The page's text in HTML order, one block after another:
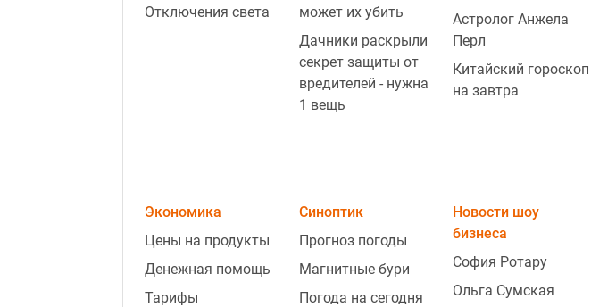
Отключения света
может их убить
Дачники раскрыли
секрет защиты от
вредителей - нужна
1 вещь
Астролог Анжела
Перл
Китайский гороскоп
на завтра
Экономика
Цены на продукты
Денежная помощь
Тарифы
Синоптик
Прогноз погоды
Магнитные бури
Погода на сегодня
Новости шоу
бизнеса
София Ротару
Ольга Сумская